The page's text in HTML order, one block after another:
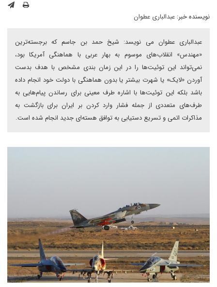
نویسنده خبر: عبدالبارى عطوان
عبدالباری عطوان می نویسد: شیخ حمد بن جاسم که برجسته‌ترین
«مهندس» انقلاب‌های موسوم به بهار عربی با هماهنگی آمریکا بود،
نمی‌تواند این توئیت‌ها را در این زمان بندی مشخص با هدف بدست
آوردن «لایک» یا شهرت بیشتر یا بدون هماهنگی با دولت خود انجام داده
باشد بلکه این توئیت‌ها با اشاره طرف معینی برای رساندن پیام‌هایی به
طرف‌های متعددی از جمله فشار وارد کردن بر ایران برای بازگشت به
مذاکرات اتمی و تسریع دستیابی به توافق هسته‌ای جدید انجام شده است.